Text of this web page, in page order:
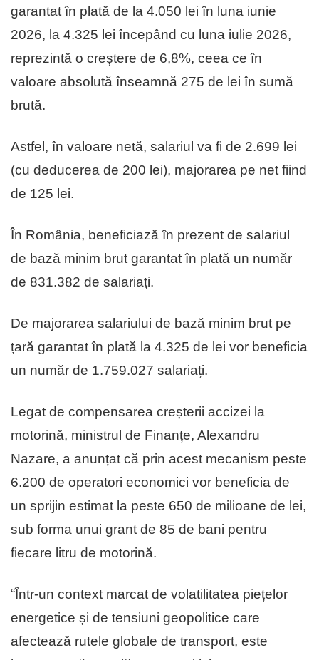
garantat în plată de la 4.050 lei în luna iunie
2026, la 4.325 lei începând cu luna iulie 2026,
reprezintă o creștere de 6,8%, ceea ce în
valoare absolută înseamnă 275 de lei în sumă
brută.
Astfel, în valoare netă, salariul va fi de 2.699 lei
(cu deducerea de 200 lei), majorarea pe net fiind
de 125 lei.
În România, beneficiază în prezent de salariul
de bază minim brut garantat în plată un număr
de 831.382 de salariați.
De majorarea salariului de bază minim brut pe
țară garantat în plată la 4.325 de lei vor beneficia
un număr de 1.759.027 salariați.
Legat de compensarea creșterii accizei la
motorină, ministrul de Finanțe, Alexandru
Nazare, a anunțat că prin acest mecanism peste
6.200 de operatori economici vor beneficia de
un sprijin estimat la peste 650 de milioane de lei,
sub forma unui grant de 85 de bani pentru
fiecare litru de motorină.
“Într-un context marcat de volatilitatea piețelor
energetice și de tensiuni geopolitice care
afectează rutele globale de transport, este